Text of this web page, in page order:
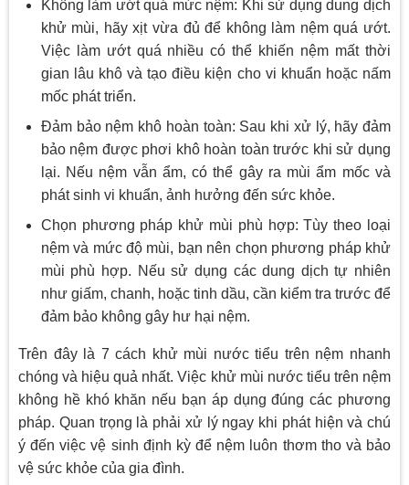
Không làm ướt quá mức nệm: Khi sử dụng dung dịch
khử mùi, hãy xịt vừa đủ để không làm nệm quá ướt.
Việc làm ướt quá nhiều có thể khiến nệm mất thời
gian lâu khô và tạo điều kiện cho vi khuẩn hoặc nấm
mốc phát triển.
Đảm bảo nệm khô hoàn toàn: Sau khi xử lý, hãy đảm
bảo nệm được phơi khô hoàn toàn trước khi sử dụng
lại. Nếu nệm vẫn ẩm, có thể gây ra mùi ẩm mốc và
phát sinh vi khuẩn, ảnh hưởng đến sức khỏe.
Chọn phương pháp khử mùi phù hợp: Tùy theo loại
nệm và mức độ mùi, bạn nên chọn phương pháp khử
mùi phù hợp. Nếu sử dụng các dung dịch tự nhiên
như giấm, chanh, hoặc tinh dầu, cần kiểm tra trước để
đảm bảo không gây hư hại nệm.
Trên đây là 7 cách khử mùi nước tiểu trên nệm nhanh
chóng và hiệu quả nhất. Việc khử mùi nước tiểu trên nệm
không hề khó khăn nếu bạn áp dụng đúng các phương
pháp. Quan trọng là phải xử lý ngay khi phát hiện và chú
ý đến việc vệ sinh định kỳ để nệm luôn thơm tho và bảo
vệ sức khỏe của gia đình.